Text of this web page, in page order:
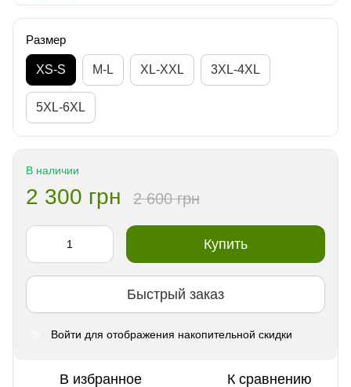
Размер
XS-S M-L XL-XXL 3XL-4XL
5XL-6XL
В наличии
2 300 грн 2 600 грн
Купить
Быстрый заказ
Войти для отображения накопительной скидки
В избранное К сравнению